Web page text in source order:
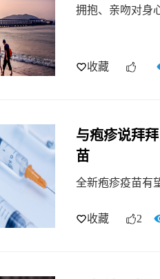
拥抱、亲吻对身
收藏
与疱疹说拜
苗
全新疱疹疫苗有
收藏 2